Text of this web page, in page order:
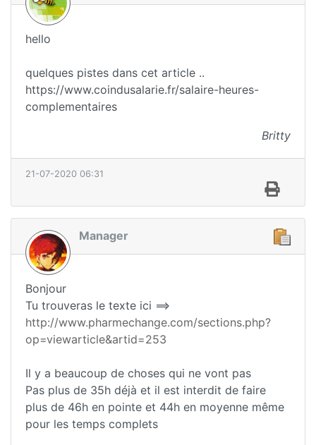
hello
quelques pistes dans cet article ..
https://www.coindusalarie.fr/salaire-heures-
complementaires
Britty
21-07-2020 06:31
Manager
Bonjour
Tu trouveras le texte ici ==>
http://www.pharmechange.com/sections.php?
op=viewarticle&artid=253
Il y a beaucoup de choses qui ne vont pas
Pas plus de 35h déjà et il est interdit de faire
plus de 46h en pointe et 44h en moyenne même
pour les temps complets